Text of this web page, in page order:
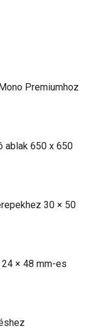
Premiumhoz
ablak 650 x 650
30 × 50
× 48 mm-es